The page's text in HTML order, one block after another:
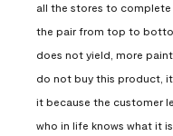
all the stores to
the pair from top to
does not yield, more paint
do not buy this product, it
it because the customer
who in life knows what it